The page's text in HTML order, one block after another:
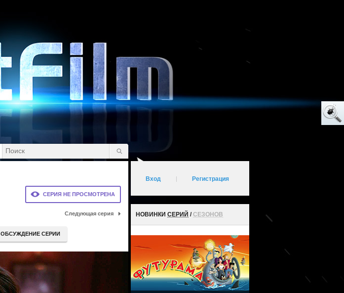
СЕРИЯ НЕ ПРОСМОТРЕНА
Следующая серия
ОБСУЖДЕНИЕ СЕРИИ
Вход Регистрация
НОВИНКИ СЕРИЙ /СЕЗОНОВ